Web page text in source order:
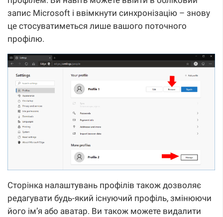
запис Microsoft і ввімкнути синхронізацію – знову
це стосуватиметься лише вашого поточного
профілю.
Сторінка налаштувань профілів також дозволяє
редагувати будь-який існуючий профіль, змінюючи
його ім’я або аватар. Ви також можете видалити